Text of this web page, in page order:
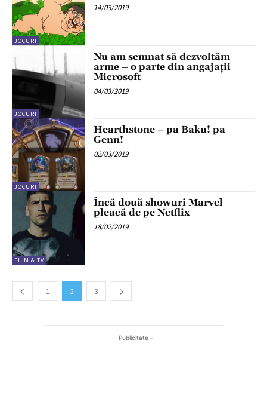
JOCURI
14/03/2019
JOCURI
Nu am semnat să dezvoltăm
arme – o parte din angajații
Microsoft
04/03/2019
JOCURI
Hearthstone – pa Baku! pa
Genn!
02/03/2019
FILM & TV
Încă două showuri Marvel
pleacă de pe Netflix
18/02/2019
1 2 3
- Publicitate -